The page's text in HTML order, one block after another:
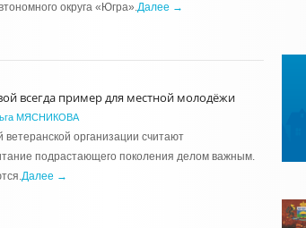
округа «Югра».Далее →
всегда пример для местной молодёжи
МЯСНИКОВА
ветеранской организации считают
подрастающего поколения делом важным.
Далее →